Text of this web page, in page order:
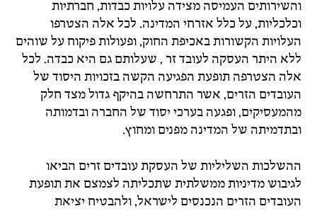
והשירותים העמיסה מצידה עלויות כבדות, חברתיות
וכלכליות, על כלל אזרחי המדינה. לכל אלה הצטרפו
העלויות הקשורות באכיפת החוק, ופעולות פיקוח על שוהים
ללא היתר העסקה לעובד זר , שעלותם גם היא כבדה. לכל
אלה הצטרפה תופעת הפגיעה הקשה בזכויות היסוד של
העובדים הזרים, אשר התרחשה בהיקף גדול מצד חלק
מהמעסיקים, ופגעה בערכי יסוד של החברה ובדמותה
ובתדמיתה של המדינה מפנים ומחוץ.
ההשלכות השליליות של העסקת עובדים זרים הביאו
לגיבוש מדיניות ממשלתית שתכליתה לצמצם את תופעת
העובדים הזרים הנכנסים לישראל, ולהבטיח יציאת